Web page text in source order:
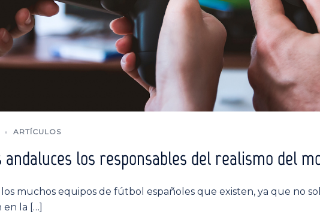
ARTÍCULOS
andaluces los responsables del realismo del
muchos equipos de fútbol españoles que existen, ya que no
la […]